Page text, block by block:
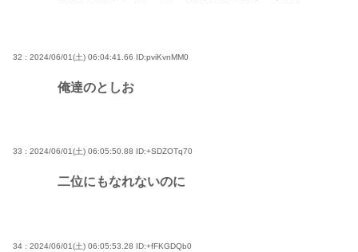
32 : 2024/06/01(土) 06:04:41.66 ID:pviKvnMM0
俺達のとしお
33 : 2024/06/01(土) 06:05:50.88 ID:+SDZOTq70
二位にもなれないのに
34 : 2024/06/01(土) 06:05:53.28 ID:+fFKGDQb0